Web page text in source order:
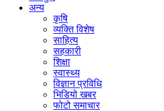
अन्य
कृषि
व्यक्ति विशेष
साहित्य
सहकारी
शिक्षा
स्वास्थ्य
विज्ञान प्रविधि
भिडियो खबर
फोटो समाचार